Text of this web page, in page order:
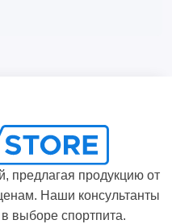
предлагая продукцию от
Наши консультанты
выборе спортпита.